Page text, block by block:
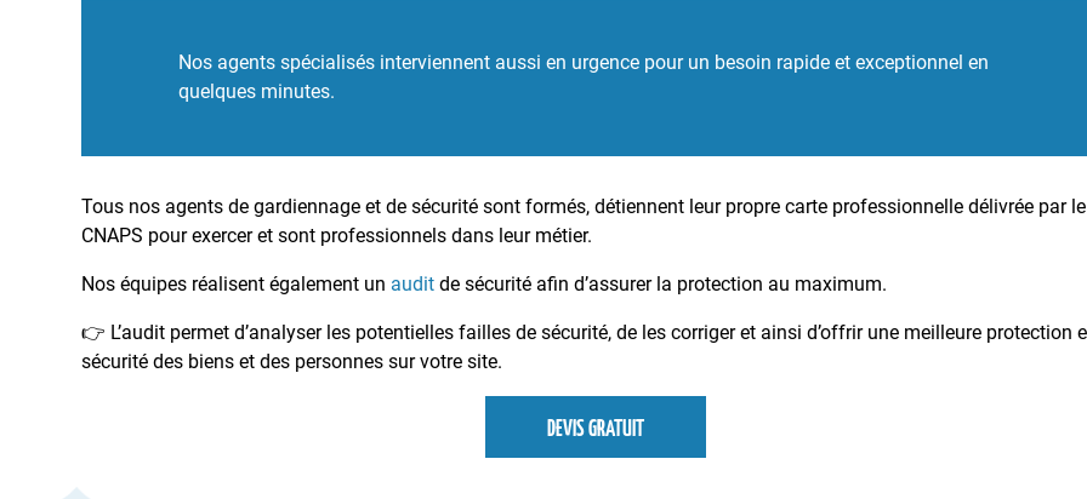
Nos agents spécialisés interviennent aussi en urgence pour un besoin rapide et exceptionnel en
quelques minutes.
Tous nos agents de gardiennage et de sécurité sont formés, détiennent leur propre carte professionnelle délivrée par le
CNAPS pour exercer et sont professionnels dans leur métier.
Nos équipes réalisent également un audit de sécurité afin d’assurer la protection au maximum.
👉 L’audit permet d’analyser les potentielles failles de sécurité, de les corriger et ainsi d’offrir une meilleure protection
sécurité des biens et des personnes sur votre site.
DEVIS GRATUIT